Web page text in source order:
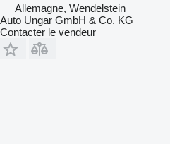
Allemagne, Wendelstein
Auto Ungar GmbH & Co. KG
Contacter le vendeur